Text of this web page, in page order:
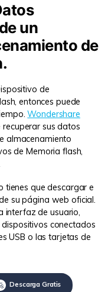
un
de
de
entonces puede
Wondershare
sus datos
almacenamiento
de Memoria flash,
tienes que descargar e
su página web oficial.
interfaz de usuario,
conectados
USB o las tarjetas de
Descarga Gratis